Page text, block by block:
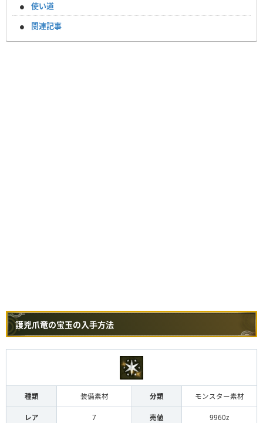
使い道
関連記事
護兇爪竜の宝玉の入手方法
種類 装備素材 分類 モンスター素材
レア 7 売値 9960z